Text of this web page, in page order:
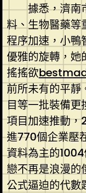
據悉，濟南
料、生物醫藥等
程序加速，小鴨
優雅的旋轉，她
搖搖欲
前所未有的平靜
目等一批裝備更
項目加速推動
進770個企業壓
資料為主的
戀不再是浪漫的
公式逼迫的代數